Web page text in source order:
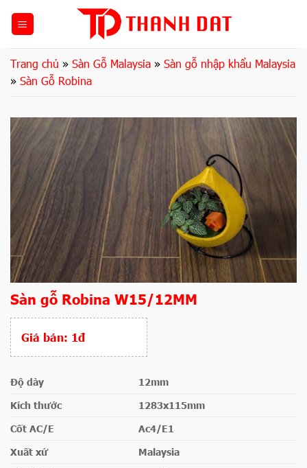
dungTrang chủ » Sàn Gỗ Malaysia » Sàn gỗ nhập khẩu Malaysia
» Sàn Gỗ Robina
Sàn gỗ Robina W15/12MM
Giá bán: 1đ
Độ dày
12mm
Kích thước
1283x115mm
Cốt AC/E
Ac4/E1
Xuất xứ
Malaysia